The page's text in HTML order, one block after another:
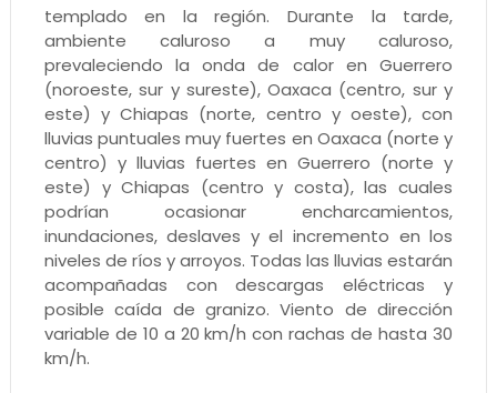
templado en la región. Durante la tarde,
ambiente caluroso a muy caluroso,
prevaleciendo la onda de calor en Guerrero
(noroeste, sur y sureste), Oaxaca (centro, sur y
este) y Chiapas (norte, centro y oeste), con
lluvias puntuales muy fuertes en Oaxaca (norte y
centro) y lluvias fuertes en Guerrero (norte y
este) y Chiapas (centro y costa), las cuales
podrían ocasionar encharcamientos,
inundaciones, deslaves y el incremento en los
niveles de ríos y arroyos. Todas las lluvias estarán
acompañadas con descargas eléctricas y
posible caída de granizo. Viento de dirección
variable de 10 a 20 km/h con rachas de hasta 30
km/h.